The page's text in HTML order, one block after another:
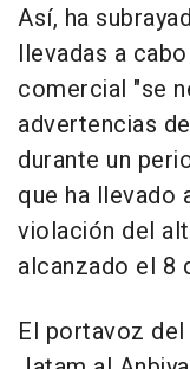
Así, ha
llevadas a
comercial "se
advertencias
durante un
que ha llevado
violación del
alcanzado el 8
El portavoz